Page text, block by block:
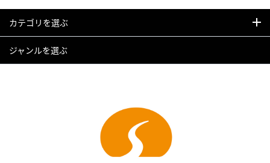
カテゴリを選ぶ
ジャンルを選ぶ